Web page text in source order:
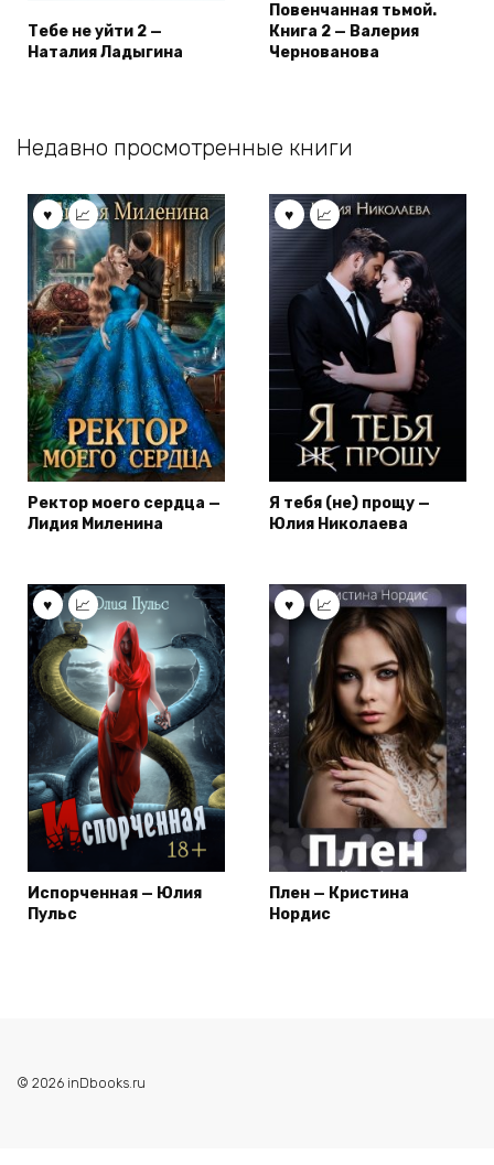
Тебе не уйти 2 —
Наталия Ладыгина
Повенчанная тьмой.
Книга 2 — Валерия
Чернованова
Недавно просмотренные книги
Ректор моего сердца —
Лидия Миленина
Я тебя (не) прощу —
Юлия Николаева
Испорченная — Юлия
Пульс
Плен — Кристина
Нордис
© 2026 inDbooks.ru